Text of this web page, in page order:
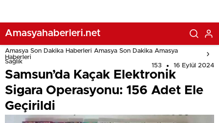
Amasyahaberleri.net
Amasya Son Dakika Haberleri Amasya Son Dakika Amasya
Haberleri
Sağlık
153 16 Eylül 2024
Samsun’da Kaçak Elektronik
Sigara Operasyonu: 156 Adet Ele
Geçirildi